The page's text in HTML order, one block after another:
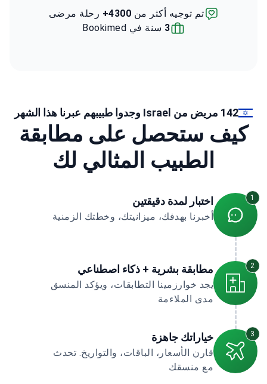
تم توجيه أكثر من 4300+
رحلة مرضى
3 سنة في Bookimed
142 مريض من Israel وجدوا طبيبهم عبرنا هذا الشهر
كيف ستحصل على مطابقة
الطبيب المثالي لك
1 اختبار لمدة دقيقتين
أخبرنا بهدفك، ميزانيتك، وخطتك الزمنية
2 مطابقة بشرية + ذكاء اصطناعي
يجد خوارزمينا التطابقات، ويؤكد المنسق
مدى الملاءمة
3 خياراتك جاهزة
قارن الأسعار، الباقات، والتواريخ. تحدث
مع منسقك